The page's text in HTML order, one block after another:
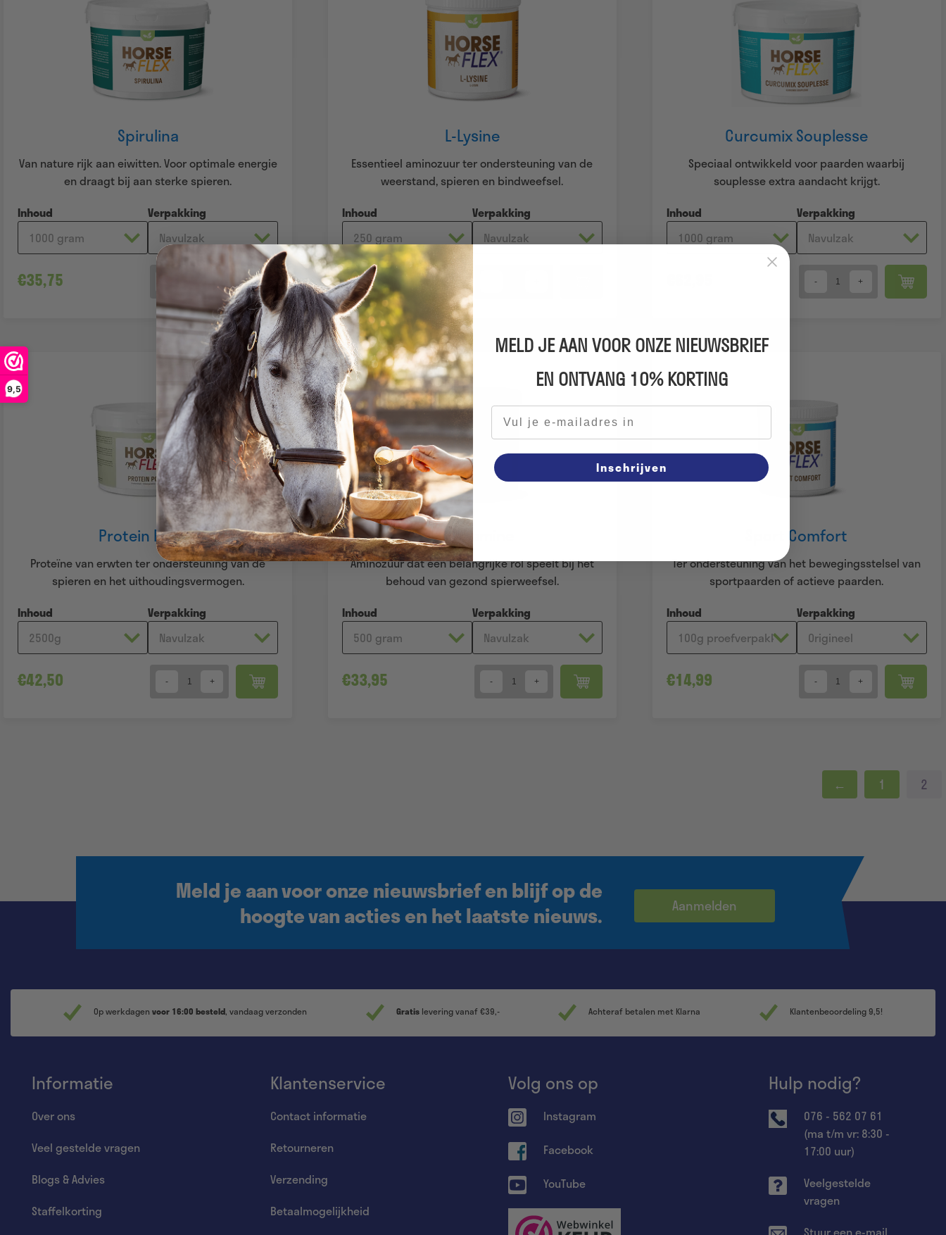
9,5
Spirulina
Van nature rijk aan eiwitten. Voor optimale energie
en draagt bij aan sterke spieren.
Inhoud
Verpakking
€35,75
L-Lysine
Essentieel aminozuur ter ondersteuning van de
weerstand, spieren en bindweefsel.
Inhoud
Verpakking
€17,95
Curcumix Souplesse
Speciaal ontwikkeld voor paarden waarbij
souplesse extra aandacht krijgt.
Inhoud
Verpakking
Quantity
Protein Power
Proteïne van erwten ter ondersteuning van de
spieren en het uithoudingsvermogen.
Inhoud
Verpakking
€42,50 Quantity
L-Glutamine
Aminozuur dat een belangrijke rol speelt bij het
behoud van gezond spierweefsel.
Inhoud
Verpakking
€33,95 Quantity
Sport Comfort
Ter ondersteuning van het bewegingsstelsel van
sportpaarden of actieve paarden.
Inhoud
Verpakking
€14,99 Quantity
← 1 2
Meld je aan voor onze nieuwsbrief en blijf op de
hoogte van acties en het laatste nieuws.
Aanmelden
Op werkdagen voor 16:00 besteld, vandaag verzonden Gratislevering vanaf €39,- Achteraf betalen met Klarna Klantenbeoordeling 9,5!
Informatie
Over ons
Veel gestelde vragen
Blogs & Advies
Staffelkorting
Klantenservice
Contact informatie
Retourneren
Verzending
Betaalmogelijkheid
Volg ons op
Instagram
Facebook
YouTube
Hulp nodig?
076 - 562 07 61
(ma t/m vr: 8:30 -
17:00 uur)
Veelgestelde
vragen
MELD JE AAN VOOR ONZE NIEUWSBRIEF
EN ONTVANG 10% KORTING
E-mailadres
Inschrijven